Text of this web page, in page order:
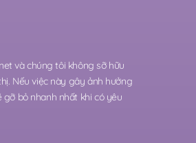
và chúng tôi không sỡ hữu
Nếu việc này gây ảnh hưởng
bỏ nhanh nhất khi có yêu